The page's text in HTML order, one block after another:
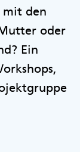
mit den
oder
Ein